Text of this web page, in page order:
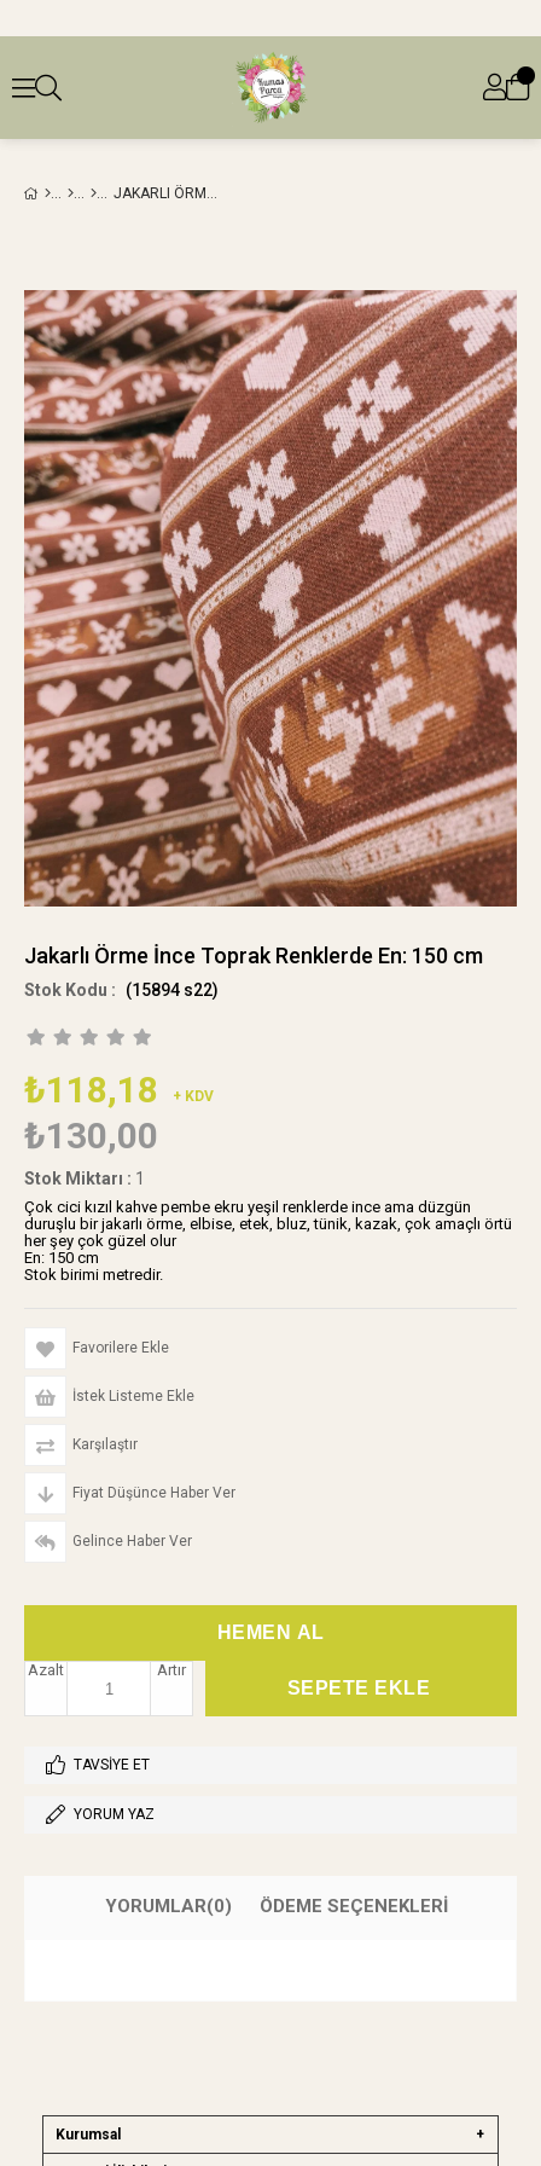
JAKARLI ÖRME İNCE TOPRAK RENKLERDE EN: 150 CM
Jakarlı Örme İnce Toprak Renklerde En: 150 cm
(15894 s22)
₺118,18 + KDV
₺130,00
Stok Miktarı : 1
Çok cici kızıl kahve pembe ekru yeşil renklerde ince ama düzgün
duruşlu bir jakarlı örme, elbise, etek, bluz, tünik, kazak, çok amaçlı örtü
her şey çok güzel olur
En: 150 cm
Stok birimi metredir.
Favorilere Ekle
İstek Listeme Ekle
Karşılaştır
Fiyat Düşünce Haber Ver
Gelince Haber Ver
Artır
Azalt
TAVSIYE ET
YORUM YAZ
YORUMLAR(0) ÖDEME SEÇENEKLERI
Kurumsal